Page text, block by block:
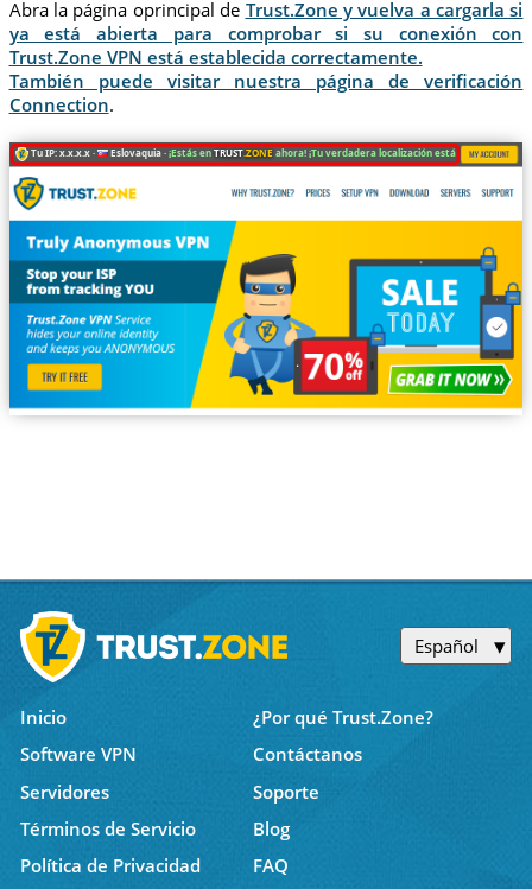
Abra la página oprincipal de Trust.Zone y vuelva a cargarla si
ya está abierta para comprobar si su conexión con
Trust.Zone VPN está establecida correctamente.
También puede visitar nuestra página de verificación
Connection.
Tu IP: x.x.x.x · Eslovaquia ·¡Estás enTRUST.ZONE ahora! ¡Tu verdadera localización está oculta!
Español
Inicio
¿Por qué Trust.Zone?
Software VPN
Contáctanos
Servidores
Soporte
Términos de Servicio
Blog
Política de Privacidad
FAQ